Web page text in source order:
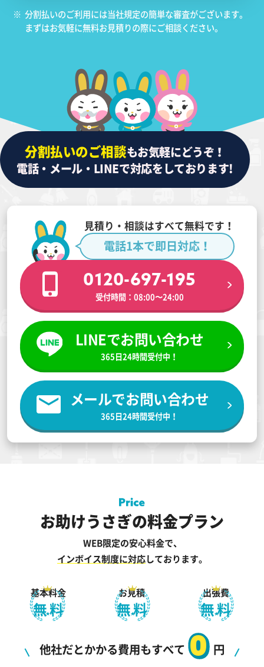
※ 分割払いのご利用には当社規定の簡単な審査がございます。
まずはお気軽に無料お見積りの際にご相談ください。
分割払いのご相談もお気軽にどうぞ！
電話・メール・LINEで対応をしております!
見積り・相談はすべて無料です！
電話1本で即日対応！
0120-697-195
受付時間：08:00〜24:00
LINEでお問い合わせ
365日24時間受付中！
メールでお問い合わせ
365日24時間受付中！
お助けうさぎの料金プラン
WEB限定の安心料金で、
インボイス制度に対応しております。
基本料金
無料
お見積
無料
出張費
無料
他社だとかかる費用もすべて
0
円